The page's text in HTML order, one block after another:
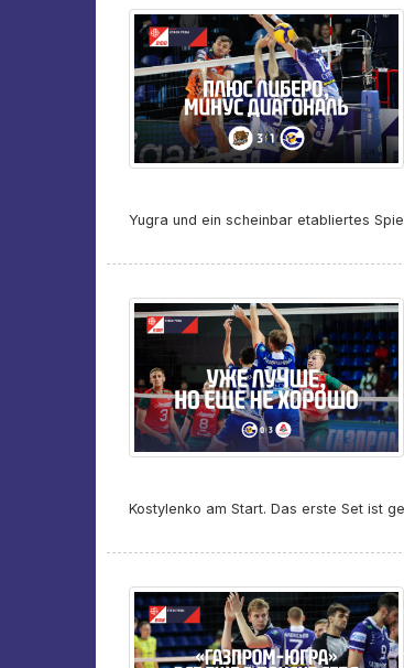
Yugra und ein scheinbar etabliertes
Kostylenko am Start. Das erste Set ist